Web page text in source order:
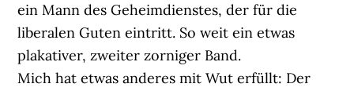
ein Mann des Geheimdienstes, der für die
liberalen Guten eintritt. So weit ein etwas
plakativer, zweiter zorniger Band.
Mich hat etwas anderes mit Wut erfüllt: Der